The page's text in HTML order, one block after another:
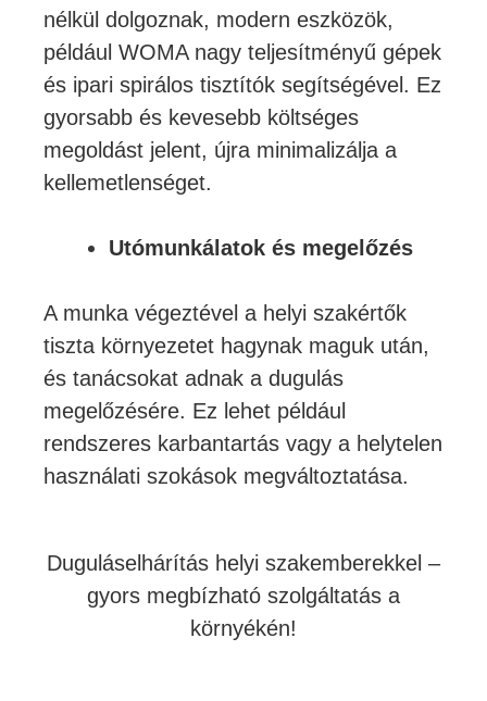
nélkül dolgoznak, modern eszközök,
például WOMA nagy teljesítményű gépek
és ipari spirálos tisztítók segítségével. Ez
gyorsabb és kevesebb költséges
megoldást jelent, újra minimalizálja a
kellemetlenséget.
Utómunkálatok és megelőzés
A munka végeztével a helyi szakértők
tiszta környezetet hagynak maguk után,
és tanácsokat adnak a dugulás
megelőzésére. Ez lehet például
rendszeres karbantartás vagy a helytelen
használati szokások megváltoztatása.
Duguláselhárítás helyi szakemberekkel –
gyors megbízható szolgáltatás a
környékén!